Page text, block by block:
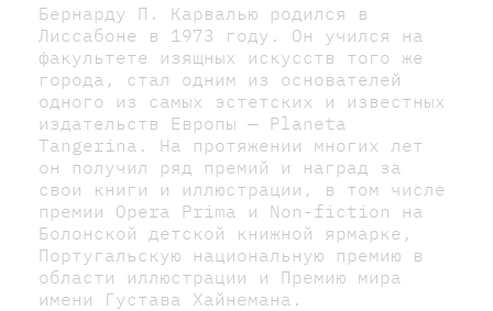
Бернарду П. Карвалью родился в
Лиссабоне в 1973 году. Он учился на
факультете изящных искусств того же
города, стал одним из основателей
одного из самых эстетских и известных
издательств Европы — Planeta
Tangerina. На протяжении многих лет
он получил ряд премий и наград за
свои книги и иллюстрации, в том числе
премии Opera Prima и Non-fiction на
Болонской детской книжной ярмарке,
Португальскую национальную премию в
области иллюстрации и Премию мира
имени Густава Хайнемана.